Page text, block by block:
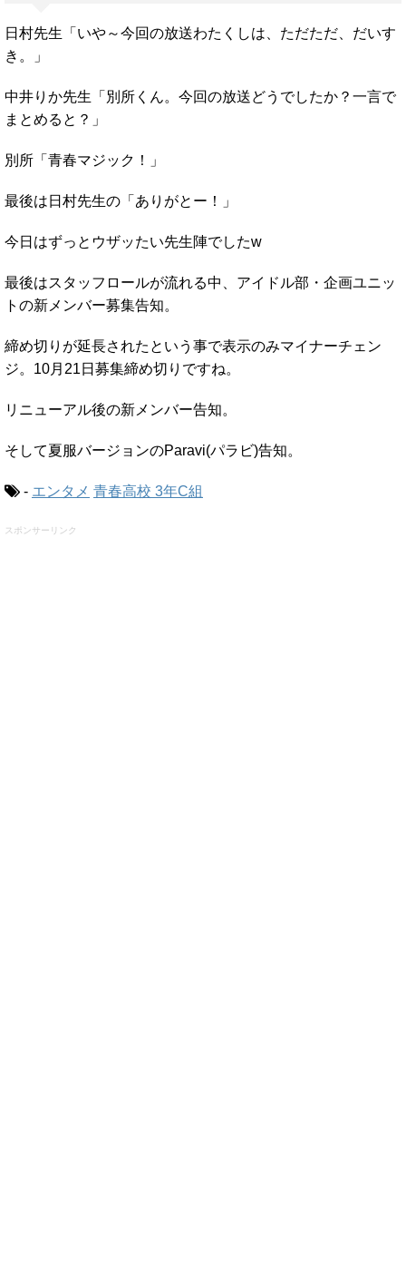
日村先生「いや～今回の放送わたくしは、ただただ、だいす
き。」
中井りか先生「別所くん。今回の放送どうでしたか？一言で
まとめると？」
別所「青春マジック！」
最後は日村先生の「ありがとー！」
今日はずっとウザッたい先生陣でしたw
最後はスタッフロールが流れる中、アイドル部・企画ユニッ
トの新メンバー募集告知。
締め切りが延長されたという事で表示のみマイナーチェン
ジ。10月21日募集締め切りですね。
リニューアル後の新メンバー告知。
そして夏服バージョンのParavi(パラビ)告知。
- エンタメ 青春高校 3年C組
スポンサーリンク